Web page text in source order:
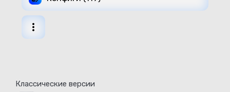
Классические версии